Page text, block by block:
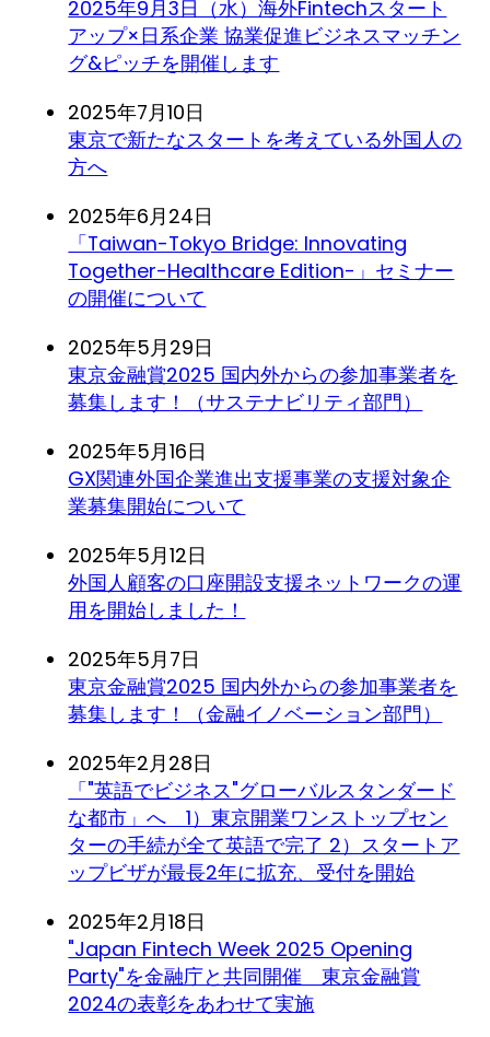
2025年9月3日（水）海外Fintechスタート
アップ×日系企業 協業促進ビジネスマッチン
グ&ピッチを開催します
2025年7月10日
東京で新たなスタートを考えている外国人の
方へ
2025年6月24日
「Taiwan-Tokyo Bridge: Innovating
Together-Healthcare Edition-」セミナー
の開催について
2025年5月29日
東京金融賞2025 国内外からの参加事業者を
募集します！（サステナビリティ部門）
2025年5月16日
GX関連外国企業進出支援事業の支援対象企
業募集開始について
2025年5月12日
外国人顧客の口座開設支援ネットワークの運
用を開始しました！
2025年5月7日
東京金融賞2025 国内外からの参加事業者を
募集します！（金融イノベーション部門）
2025年2月28日
「"英語でビジネス"グローバルスタンダード
な都市」へ 1）東京開業ワンストップセン
ターの手続が全て英語で完了 2）スタートア
ップビザが最長2年に拡充、受付を開始
2025年2月18日
"Japan Fintech Week 2025 Opening
Party"を金融庁と共同開催 東京金融賞
2024の表彰をあわせて実施